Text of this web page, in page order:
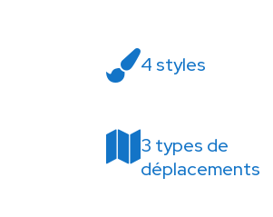
4 styles
3 types de
déplacements